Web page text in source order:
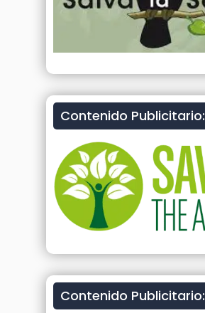
Contenido Publicitario:
Contenido Publicitario: